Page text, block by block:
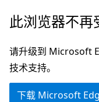
跳
主
要
内
此浏览器不再
请升级到 Microsoft
技术支持。
下载 Microsoft